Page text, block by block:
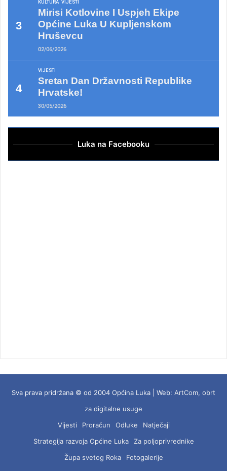
KULTURA VIJESTI
Mirisi Kotlovine I Uspjeh Ekipe
Općine Luka U Kupljenskom
Hruševcu
02/06/2026
VIJESTI
Sretan Dan Državnosti Republike
Hrvatske!
30/05/2026
Luka na Facebooku
Sva prava pridržana © od 2004 Općina Luka | Web: ArtCom, obrt
za digitalne usuge
Vijesti
Proračun Odluke
Natječaji
Strategija razvoja Općine Luka
Za poljoprivrednike
Župa svetog Roka
Fotogalerije